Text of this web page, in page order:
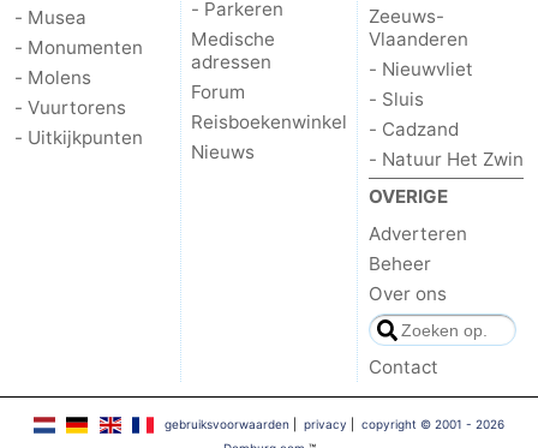
- Musea
- Monumenten
- Molens
- Vuurtorens
- Uitkijkpunten
- Parkeren
Medische
adressen
Forum
Reisboekenwinkel
Nieuws
Zeeuws-
Vlaanderen
- Nieuwvliet
- Sluis
- Cadzand
- Natuur Het Zwin
OVERIGE
Adverteren
Beheer
Over ons
Contact
gebruiksvoorwaarden privacy
copyright © 2001 - 2026